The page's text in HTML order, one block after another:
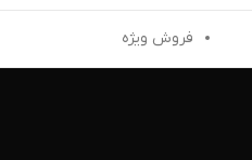
فروش ویژه